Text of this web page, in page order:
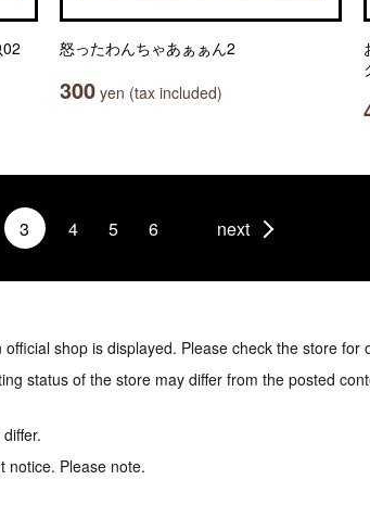
怒ったわんちゃあぁぁん2
300 yen (tax included)
3 4 5 6 next
shop is displayed. Please check the store for
status of the store may differ from the posted
notice. Please note.